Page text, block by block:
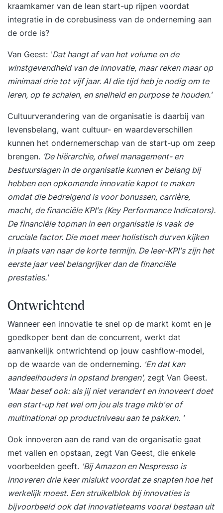
kraamkamer van de lean start-up rijpen voordat
integratie in de corebusiness van de onderneming aan
de orde is?
Van Geest: 'Dat hangt af van het volume en de
winstgevendheid van de innovatie, maar reken maar op
minimaal drie tot vijf jaar. Al die tijd heb je nodig om te
leren, op te schalen, en snelheid en purpose te houden.'
Cultuurverandering van de organisatie is daarbij van
levensbelang, want cultuur- en waardeverschillen
kunnen het ondernemerschap van de start-up om zeep
brengen. ‘De hiërarchie, ofwel management- en
bestuurslagen in de organisatie kunnen er belang bij
hebben een opkomende innovatie kapot te maken
omdat die bedreigend is voor bonussen, carrière,
macht, de financiële KPI's (Key Performance Indicators).
De financiële topman in een organisatie is vaak de
cruciale factor. Die moet meer holistisch durven kijken
in plaats van naar de korte termijn. De leer-KPI's zijn het
eerste jaar veel belangrijker dan de financiële
prestaties.'
Ontwrichtend
Wanneer een innovatie te snel op de markt komt en je
goedkoper bent dan de concurrent, werkt dat
aanvankelijk ontwrichtend op jouw cashflow-model,
op de waarde van de onderneming. 'En dat kan
aandeelhouders in opstand brengen', zegt Van Geest.
'Maar besef ook: als jij niet verandert en innoveert doet
een start-up het wel om jou als trage mkb'er of
multinational op productniveau aan te pakken. '
Ook innoveren aan de rand van de organisatie gaat
met vallen en opstaan, zegt Van Geest, die enkele
voorbeelden geeft. 'Bij Amazon en Nespresso is
innoveren drie keer mislukt voordat ze snapten hoe het
werkelijk moest. Een struikelblok bij innovaties is
bijvoorbeeld ook dat innovatieteams vooral bestaan uit